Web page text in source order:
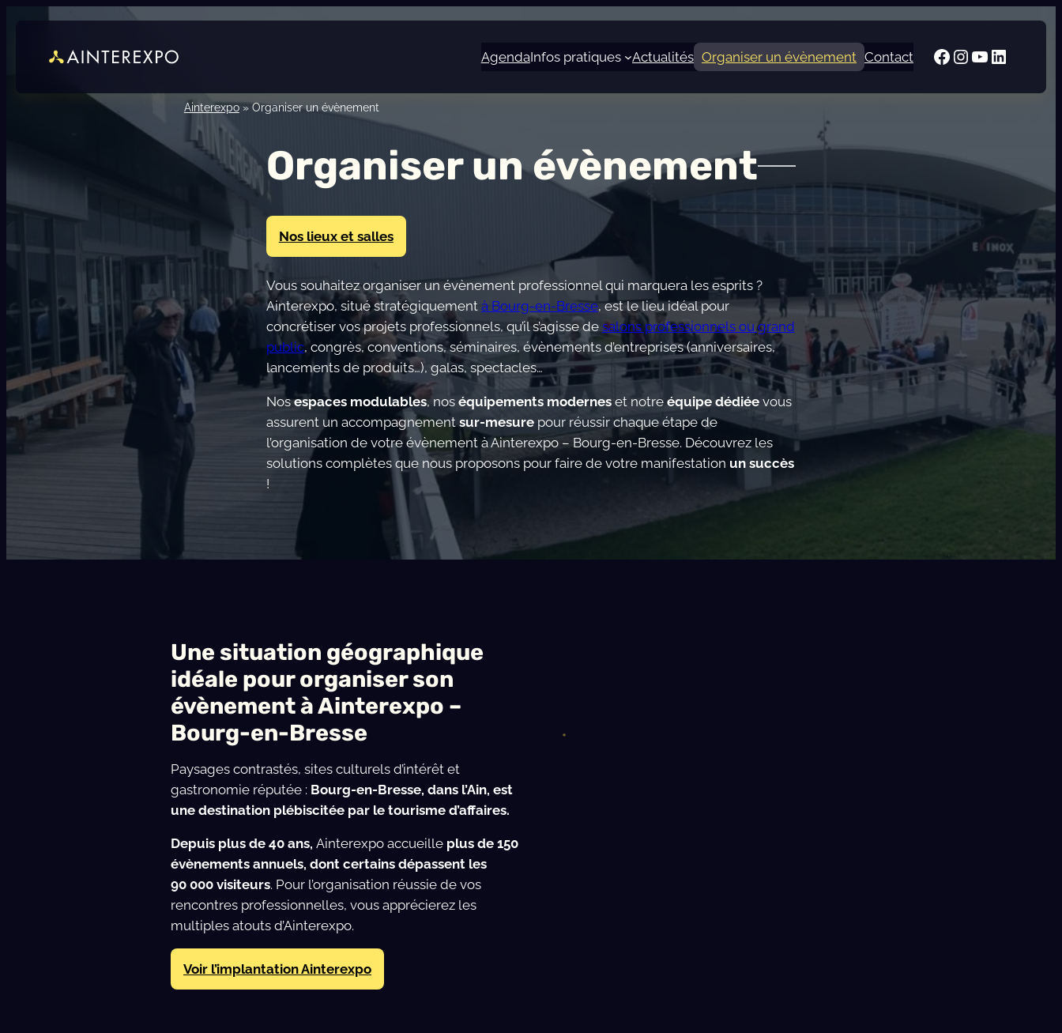
contenu
AgendaInfos pratiques Actualités Organiser un évènement Contact Facebook
Instagram
YouTube
LinkedIn
Ainterexpo»Organiser un évènement
Organiser un évènement
Nos lieux et salles
Vous souhaitez organiser un évènement professionnel qui marquera les esprits ?
Ainterexpo, situé stratégiquement à Bourg-en-Bresse, est le lieu idéal pour
concrétiser vos projets professionnels, qu’il s’agisse de salons professionnels ou grand
public, congrès, conventions, séminaires, évènements d’entreprises (anniversaires,
lancements de produits…), galas, spectacles…
Nosespaces modulables, nos équipements moderneset notre équipe dédiéevous
assurent un accompagnementsur-mesurepour réussir chaque étape de
l’organisation de votre évènement à Ainterexpo – Bourg-en-Bresse. Découvrez les
solutions complètes que nous proposons pour faire de votre manifestation un succès
!
Une situation géographique
idéale pour organiser son
évènement à Ainterexpo –
Bourg-en-Bresse
Paysages contrastés, sites culturels d’intérêt et
gastronomie réputée : Bourg-en-Bresse, dans l’Ain, est
une destination plébiscitée par le tourisme d’affaires.
Depuis plus de 40 ans, Ainterexpo accueille plus de 150
évènements annuels, dont certains dépassent les
90 000 visiteurs. Pour l’organisation réussie de vos
rencontres professionnelles, vous apprécierez les
multiples atouts d’Ainterexpo.
Voir l’implantation Ainterexpo